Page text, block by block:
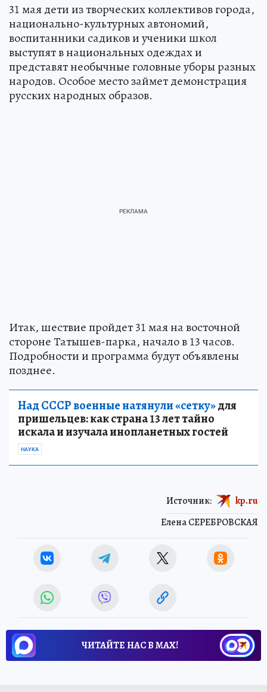
31 мая дети из творческих коллективов города,
национально-культурных автономий,
воспитанники садиков и ученики школ
выступят в национальных одеждах и
представят необычные головные уборы разных
народов. Особое место займет демонстрация
русских народных образов.
Итак, шествие пройдет 31 мая на восточной
стороне Татышев-парка, начало в 13 часов.
Подробности и программа будут объявлены
позднее.
Над СССР военные натянули «сетку»для
пришельцев: как страна 13 лет тайно
искала и изучала инопланетных гостей
НАУКА
Елена СЕРЕБРОВСКАЯ
Источник: kp.ru
ЧИТАЙТЕ НАС В МАХ!